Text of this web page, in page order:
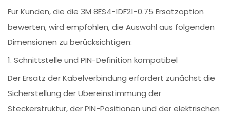
Für Kunden, die die 3M 8ES4-1DF21-0.75 Ersatzoption
bewerten, wird empfohlen, die Auswahl aus folgenden
Dimensionen zu berücksichtigen:
1. Schnittstelle und PIN-Definition kompatibel
Der Ersatz der Kabelverbindung erfordert zunächst die
Sicherstellung der Übereinstimmung der
Steckerstruktur, der PIN-Positionen und der elektrischen